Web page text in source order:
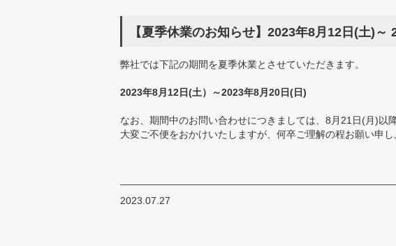
【夏季休業のお知らせ】2023年8月12日(土)～
弊社では下記の期間を夏季休業とさせていただきます。
2023年8月12日(土）～2023年8月20日(日)
なお、期間中のお問い合わせにつきましては、8月21日(月)以
大変ご不便をおかけいたしますが、何卒ご理解の程お願い申し
2023.07.27